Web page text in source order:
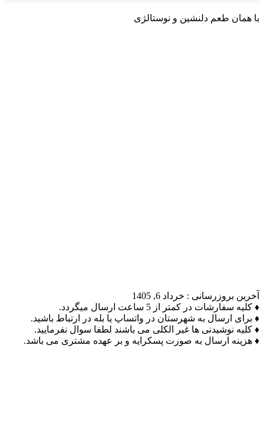
با همان طعم دلنشین و نوستالژی
آخرین بروزرسانی : خرداد 6, 1405
♦ کلیه سفارشات در کمتر از 5 ساعت ارسال میگردد.
♦ برای ارسال به شهرستان در واتساپ یا بله در ارتباط باشید.
♦ کلیه نوشیدنی ها غیر الکلی می باشند لطفا سوال نفرمایید.
♦ هزینه ارسال به صورت پسکرایه و بر عهده مشتری می باشد.